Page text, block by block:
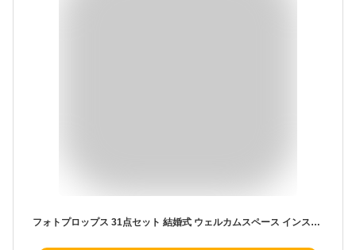
フォトプロップス 31点セット 結婚式 ウェルカムスペース インスタ映え パーティー ウェディング ブライダル フォトスペース ハロウィン 日本郵便送料無料 PK1